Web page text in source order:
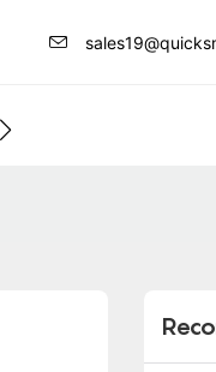
Información